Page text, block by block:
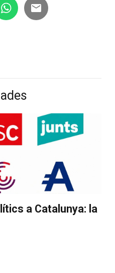
a Catalunya: la